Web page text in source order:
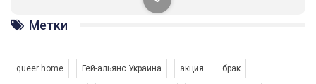
солідарності, приєднатися до нас. Регіональні підрозділи
ГАУ є в 16 областях України.
Разом наш голос лунає гучніше!
Метки
queer home Гей-альянс Украина акция брак